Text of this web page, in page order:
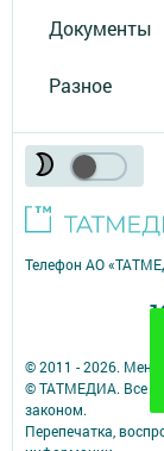
Документы
Разное
© 2011 - 2026.
© ТАТМЕДИА. Все
законом.
Перепечатка,
Телефон АО